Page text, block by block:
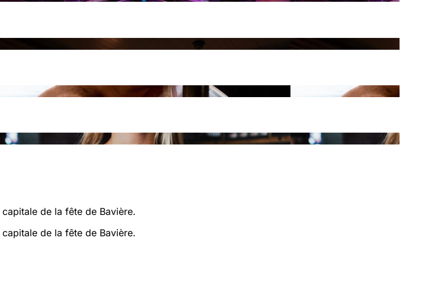
de la fête de Bavière.
de la fête de Bavière.